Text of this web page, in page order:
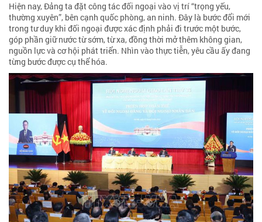
Hiện nay, Đảng ta đặt công tác đối ngoại vào vị trí “trọng yếu,
thường xuyên”, bên cạnh quốc phòng, an ninh. Đây là bước đổi mới
trong tư duy khi đối ngoại được xác định phải đi trước một bước,
góp phần giữ nước từ sớm, từ xa, đồng thời mở thêm không gian,
nguồn lực và cơ hội phát triển. Nhìn vào thực tiễn, yêu cầu ấy đang
từng bước được cụ thể hóa.